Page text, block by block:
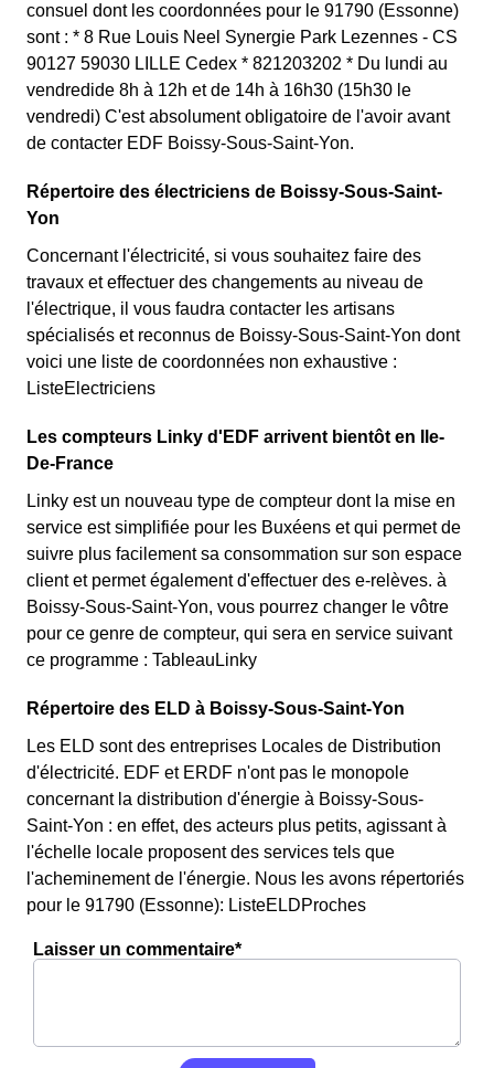
consuel dont les coordonnées pour le 91790 (Essonne)
sont : * 8 Rue Louis Neel Synergie Park Lezennes - CS
90127 59030 LILLE Cedex * 821203202 * Du lundi au
vendredide 8h à 12h et de 14h à 16h30 (15h30 le
vendredi) C'est absolument obligatoire de l'avoir avant
de contacter EDF Boissy-Sous-Saint-Yon.
Répertoire des électriciens de Boissy-Sous-Saint-
Yon
Concernant l'électricité, si vous souhaitez faire des
travaux et effectuer des changements au niveau de
l'électrique, il vous faudra contacter les artisans
spécialisés et reconnus de Boissy-Sous-Saint-Yon dont
voici une liste de coordonnées non exhaustive :
ListeElectriciens
Les compteurs Linky d'EDF arrivent bientôt en Ile-
De-France
Linky est un nouveau type de compteur dont la mise en
service est simplifiée pour les Buxéens et qui permet de
suivre plus facilement sa consommation sur son espace
client et permet également d'effectuer des e-relèves. à
Boissy-Sous-Saint-Yon, vous pourrez changer le vôtre
pour ce genre de compteur, qui sera en service suivant
ce programme : TableauLinky
Répertoire des ELD à Boissy-Sous-Saint-Yon
Les ELD sont des entreprises Locales de Distribution
d'électricité. EDF et ERDF n'ont pas le monopole
concernant la distribution d'énergie à Boissy-Sous-
Saint-Yon : en effet, des acteurs plus petits, agissant à
l'échelle locale proposent des services tels que
l'acheminement de l'énergie. Nous les avons répertoriés
pour le 91790 (Essonne): ListeELDProches
Laisser un commentaire*